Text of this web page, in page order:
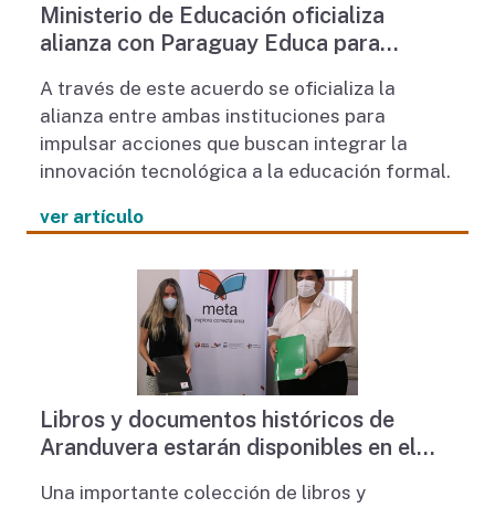
Ministerio de Educación oficializa
alianza con Paraguay Educa para
A través de este acuerdo se oficializa la
alianza entre ambas instituciones para
impulsar acciones que buscan integrar la
innovación tecnológica a la educación formal.
ver artículo
Libros y documentos históricos de
Aranduvera estarán disponibles en el
Una importante colección de libros y